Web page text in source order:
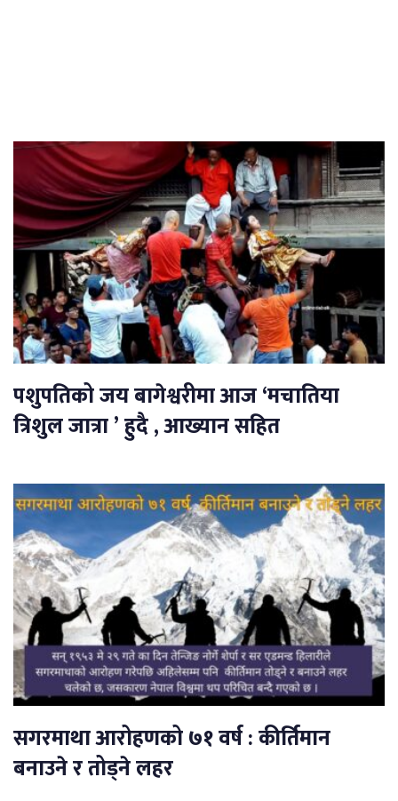
पशुपतिको जय बागेश्वरीमा आज ‘मचातिया
त्रिशुल जात्रा ’ हुदै , आख्यान सहित
सगरमाथा आरोहणको ७१ वर्ष : कीर्तिमान
बनाउने र तोड्ने लहर